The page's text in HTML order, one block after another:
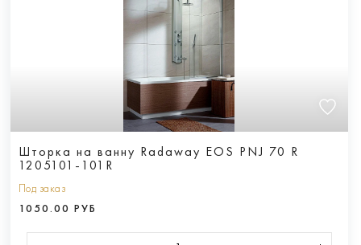
Шторка на ванну Radaway EOS PNJ 70 R
1205101-101R
Под заказ
1050.00 РУБ